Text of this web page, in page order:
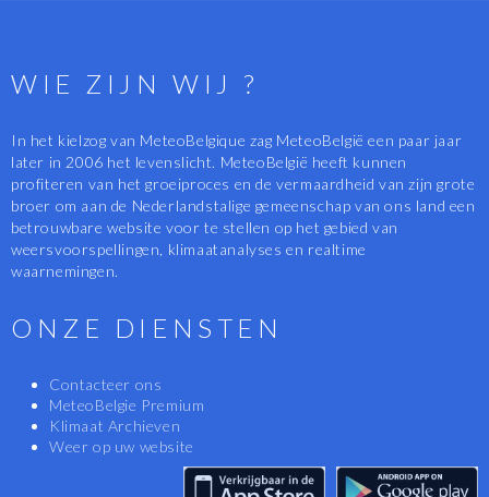
WIE ZIJN WIJ ?
In het kielzog van MeteoBelgique zag MeteoBelgië een paar jaar
later in 2006 het levenslicht. MeteoBelgië heeft kunnen
profiteren van het groeiproces en de vermaardheid van zijn grote
broer om aan de Nederlandstalige gemeenschap van ons land een
betrouwbare website voor te stellen op het gebied van
weersvoorspellingen, klimaatanalyses en realtime
waarnemingen.
ONZE DIENSTEN
Contacteer ons
MeteoBelgie Premium
Klimaat Archieven
Weer op uw website